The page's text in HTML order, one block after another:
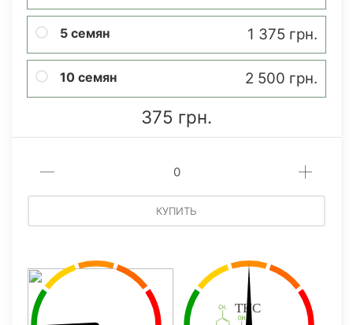
5 семян 1 375 грн.
10 семян 2 500 грн.
375 грн.
КУПИТЬ